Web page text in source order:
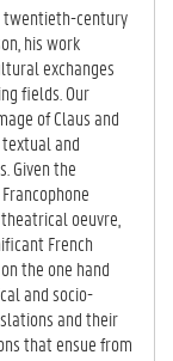
twentieth-century
his work
exchanges
fields. Our
of Claus and
and
Given the
oeuvre,
French
the one hand
and socio-
and their
that ensue from